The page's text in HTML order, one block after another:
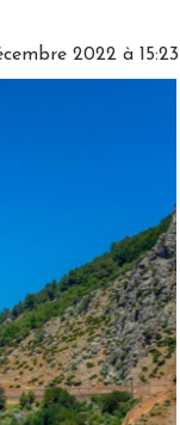
2022 à 15:23